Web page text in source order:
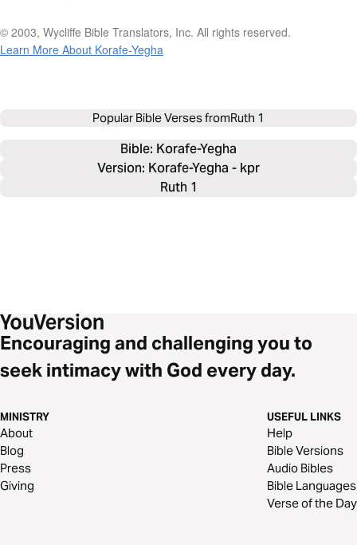
© 2003, Wycliffe Bible Translators, Inc. All rights reserved.
Learn More About Korafe-Yegha
Popular Bible Verses fromRuth 1
Bible: Korafe-Yegha
Version: Korafe-Yegha - kpr
Ruth 1
Encouraging and challenging you to
seek intimacy with God every day.
MINISTRY
About
Blog
Press
Giving
USEFUL LINKS
Help
Bible Versions
Audio Bibles
Bible Languages
Verse of the Day